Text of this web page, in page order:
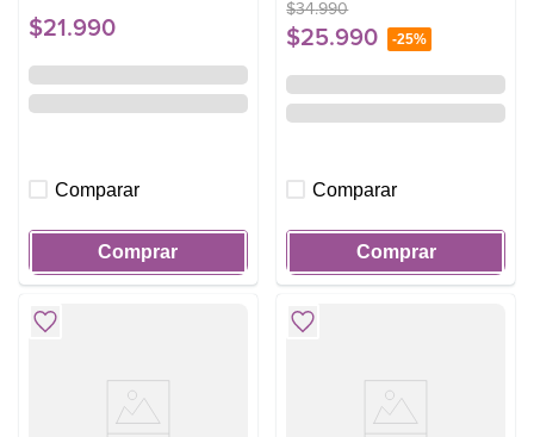
$21 .990
Comparar
Comprar
$34.990
$25.990 -25%
Comparar
Comprar